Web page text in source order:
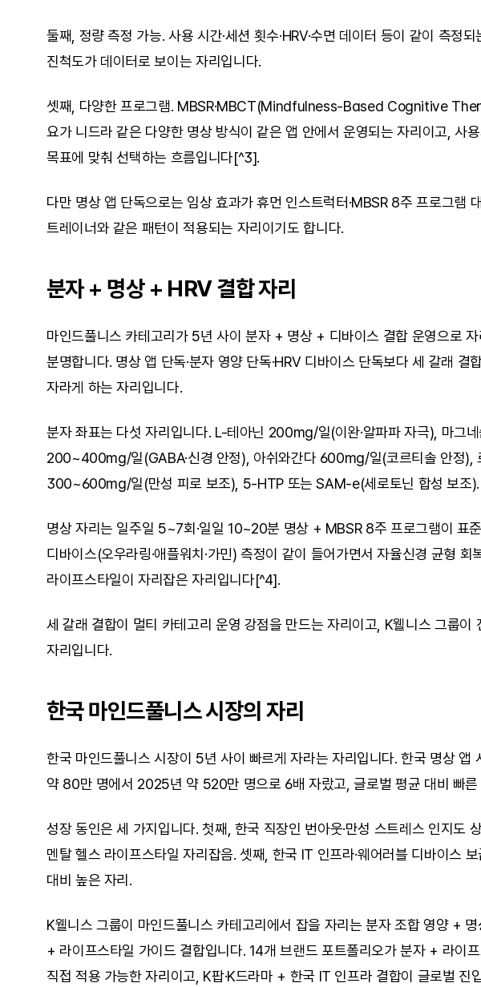
둘째, 정량 측정 가능. 사용 시간·세션 횟수·HRV·수면 데이터 등이 같이 측정
진척도가 데이터로 보이는 자리입니다.
셋째, 다양한 프로그램. MBSR·MBCT(Mindfulness-Based Cognitive
요가 니드라 같은 다양한 명상 방식이 같은 앱 안에서 운영되는 자리이고, 사용
목표에 맞춰 선택하는 흐름입니다[^3].
다만 명상 앱 단독으로는 임상 효과가 휴먼 인스트럭터·MBSR 8주 프로그램
트레이너와 같은 패턴이 적용되는 자리이기도 합니다.
분자 + 명상 + HRV 결합 자리
마인드풀니스 카테고리가 5년 사이 분자 + 명상 + 디바이스 결합 운영으로 자
분명합니다. 명상 앱 단독·분자 영양 단독·HRV 디바이스 단독보다 세 갈래 결
자라게 하는 자리입니다.
분자 좌표는 다섯 자리입니다. L-테아닌 200mg/일(이완·알파파 자극), 마그
200~400mg/일(GABA·신경 안정), 아쉬와간다 600mg/일(코르티솔 안정),
300~600mg/일(만성 피로 보조), 5-HTP 또는 SAM-e(세로토닌 합성 보조).
명상 자리는 일주일 5~7회·일일 10~20분 명상 + MBSR 8주 프로그램이 표
디바이스(오우라링·애플워치·가민) 측정이 같이 들어가면서 자율신경 균형 회
라이프스타일이 자리잡은 자리입니다[^4].
세 갈래 결합이 멀티 카테고리 운영 강점을 만드는 자리이고, K웰니스 그룹이
자리입니다.
한국 마인드풀니스 시장의 자리
한국 마인드풀니스 시장이 5년 사이 빠르게 자라는 자리입니다. 한국 명상 앱
약 80만 명에서 2025년 약 520만 명으로 6배 자랐고, 글로벌 평균 대비 빠
성장 동인은 세 가지입니다. 첫째, 한국 직장인 번아웃·만성 스트레스 인지도
멘탈 헬스 라이프스타일 자리잡음. 셋째, 한국 IT 인프라·웨어러블 디바이스
대비 높은 자리.
K웰니스 그룹이 마인드풀니스 카테고리에서 잡을 자리는 분자 조합 영양 +
+ 라이프스타일 가이드 결합입니다. 14개 브랜드 포트폴리오가 분자 + 라이프
직접 적용 가능한 자리이고, K팝·K드라마 + 한국 IT 인프라 결합이 글로벌 진